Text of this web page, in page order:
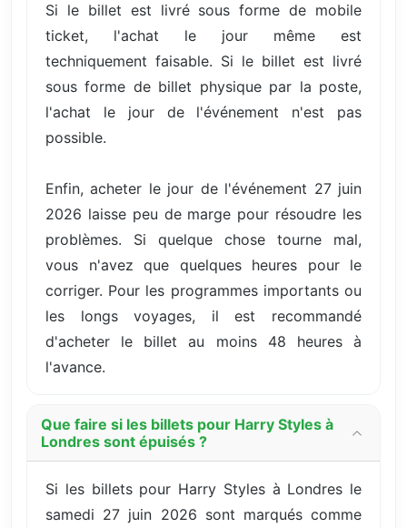
Si le billet est livré sous forme de mobile
ticket, l'achat le jour même est
techniquement faisable. Si le billet est livré
sous forme de billet physique par la poste,
l'achat le jour de l'événement n'est pas
possible.
Enfin, acheter le jour de l'événement 27 juin
2026 laisse peu de marge pour résoudre les
problèmes. Si quelque chose tourne mal,
vous n'avez que quelques heures pour le
corriger. Pour les programmes importants ou
les longs voyages, il est recommandé
d'acheter le billet au moins 48 heures à
l'avance.
Que faire si les billets pour Harry Styles à
Londres sont épuisés ?
Si les billets pour Harry Styles à Londres le
samedi 27 juin 2026 sont marqués comme